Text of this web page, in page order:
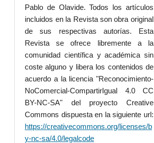
Pablo de Olavide. Todos los artículos
incluidos en la Revista son obra original
de sus respectivas autorías. Esta
Revista se ofrece libremente a la
comunidad científica y académica sin
coste alguno y libera los contenidos de
acuerdo a la licencia "Reconocimiento-
NoComercial-CompartirIgual 4.0 CC
BY-NC-SA" del proyecto Creative
Commons dispuesta en la siguiente url:
https://creativecommons.org/licenses/b
y-nc-sa/4.0/legalcode